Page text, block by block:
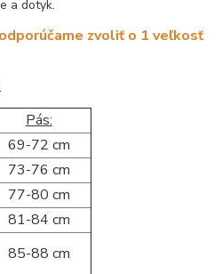
a dotyk.
zvoliť o 1 veľkosť
Pás:
69-72 cm
73-76 cm
77-80 cm
81-84 cm
85-88 cm